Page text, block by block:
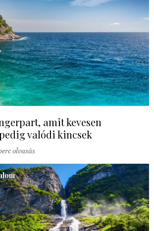
amit kevesen
valódi kincsek
olvasás